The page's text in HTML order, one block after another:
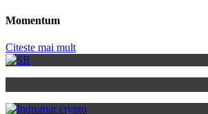
Momentum
Citeste mai mult